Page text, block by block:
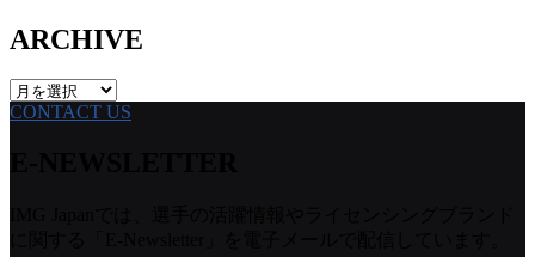
ARCHIVE
ARCHIVE
CONTACT US